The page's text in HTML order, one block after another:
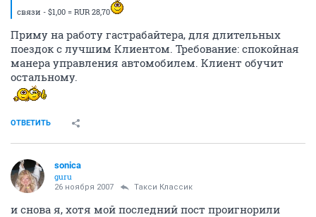
связи - $1,00 = RUR 28,70
Приму на работу гастрабайтера, для длительных
поездок с лучшим Клиентом. Требование: спокойная
манера управления автомобилем. Клиент обучит
остальному.
ОТВЕТИТЬ
sonica
guru
26 ноября 2007 Такси Классик
и снова я, хотя мой последний пост проигнорили